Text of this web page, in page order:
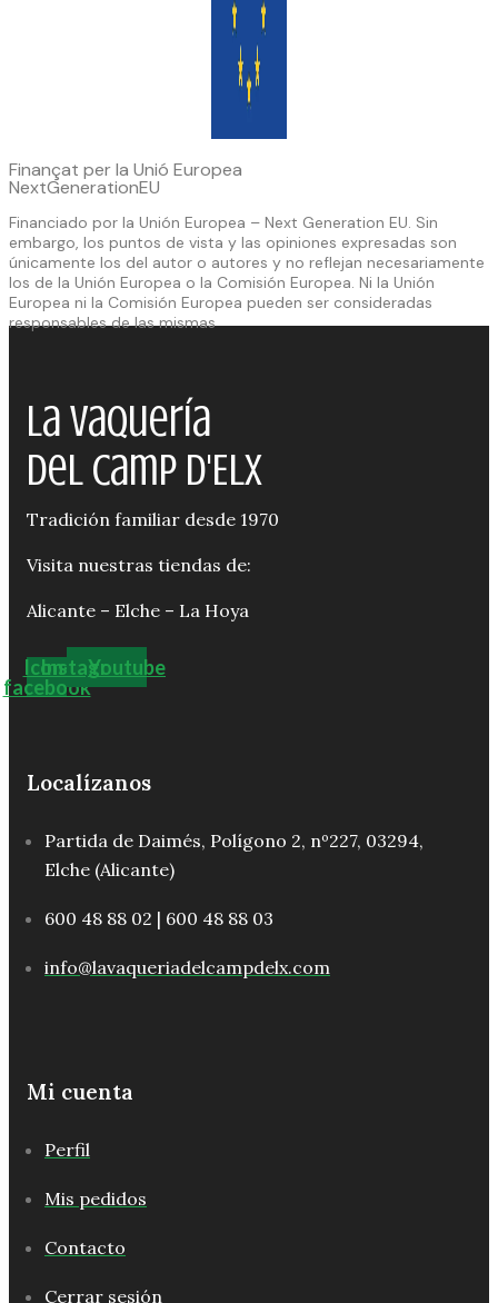
Finançat per la Unió Europea
NextGenerationEU
Financiado por la Unión Europea – Next Generation EU. Sin
embargo, los puntos de vista y las opiniones expresadas son
únicamente los del autor o autores y no reflejan necesariamente
los de la Unión Europea o la Comisión Europea. Ni la Unión
Europea ni la Comisión Europea pueden ser consideradas
responsables de las mismas
La Vaquería
del Camp d'Elx
Tradición familiar desde 1970
Visita nuestras tiendas de:
Alicante – Elche – La Hoya
Icon-
facebook
Instagram
Youtube
Localízanos
Partida de Daimés, Polígono 2, nº227, 03294,
Elche (Alicante)
600 48 88 02 | 600 48 88 03
info@lavaqueriadelcampdelx.com
Mi cuenta
Perfil
Mis pedidos
Contacto
Cerrar sesión